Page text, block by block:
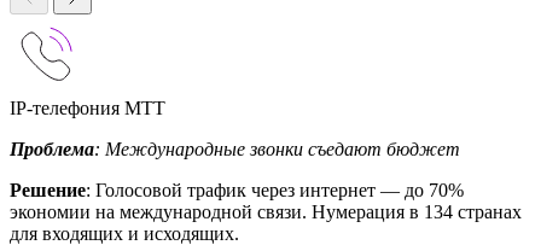
IP-телефония МТТ
Проблема: Международные звонки съедают бюджет
Решение: Голосовой трафик через интернет — до 70%
экономии на международной связи. Нумерация в 134 странах
для входящих и исходящих.